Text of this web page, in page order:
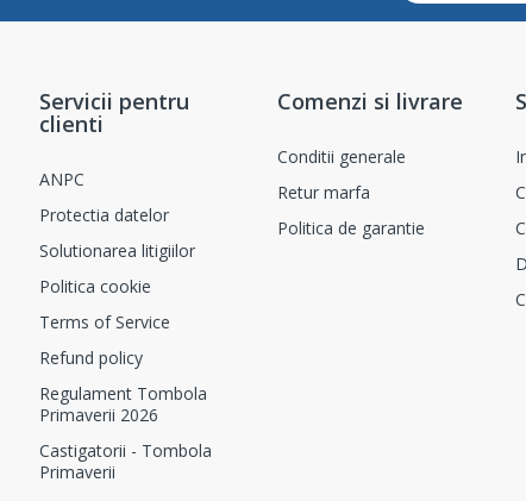
Servicii pentru
clienti
ANPC
Protectia datelor
Solutionarea litigiilor
Politica cookie
Terms of Service
Refund policy
Regulament Tombola
Primaverii 2026
Castigatorii - Tombola
Primaverii
Comenzi si livrare
Conditii generale
Retur marfa
Politica de garantie